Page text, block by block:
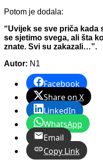
Potom je dodala:
“Uvijek se sve priča kada
se sjetimo svega, ali šta
znate. Svi su zakazali…”.
Autor: N1
Facebook
Share on X
LinkedIn
WhatsApp
Email
Copy Link